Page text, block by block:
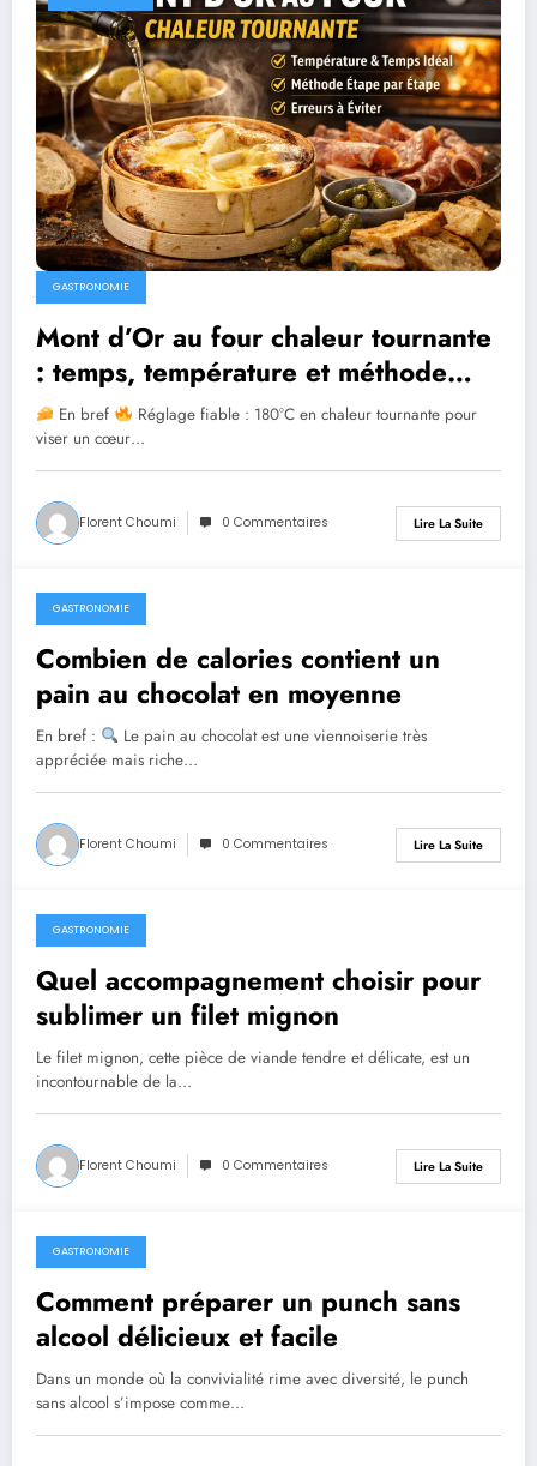
GASTRONOMIE
Mont d’Or au four chaleur tournante
: temps, température et méthode
pour un résultat parfaitement
fondant
En bref
Réglage fiable : 180°C en chaleur tournante pour
viser un cœur…
Florent Choumi 0 Commentaires Lire La Suite
mars 31, 2026
GASTRONOMIE
Combien de calories contient un
pain au chocolat en moyenne
En bref :
Le pain au chocolat est une viennoiserie très
appréciée mais riche…
Florent Choumi 0 Commentaires Lire La Suite
mars 30, 2026
GASTRONOMIE
Quel accompagnement choisir pour
sublimer un filet mignon
Le filet mignon, cette pièce de viande tendre et délicate, est un
incontournable de la…
Florent Choumi 0 Commentaires Lire La Suite
mars 29, 2026
GASTRONOMIE
Comment préparer un punch sans
alcool délicieux et facile
Dans un monde où la convivialité rime avec diversité, le punch
sans alcool s’impose comme…